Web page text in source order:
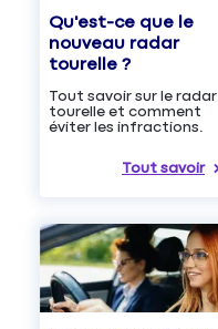
Qu'est-ce que le
nouveau radar
tourelle ?
Tout savoir sur le radar
tourelle et comment
éviter les infractions.
Tout savoir